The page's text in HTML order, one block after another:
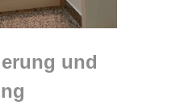
und